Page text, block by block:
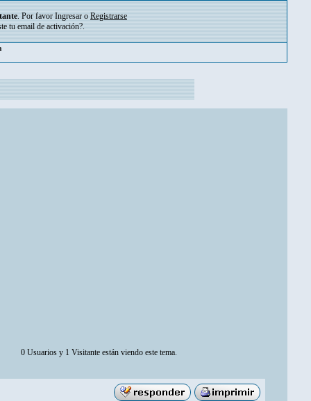
. Por favor Ingresar o Registrarse
tu email de activación?.
0 Usuarios y 1 Visitante están viendo este tema.